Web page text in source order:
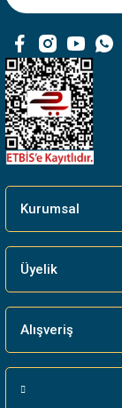
Bu ürüne
Kurumsal
Üyelik
Alışveriş